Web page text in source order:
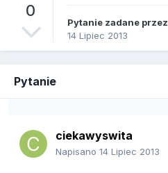
0
Pytanie zadane przez
14 Lipiec 2013
Pytanie
ciekawyswita
Napisano 14 Lipiec 2013